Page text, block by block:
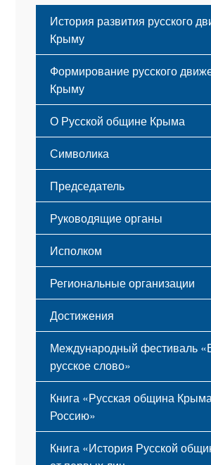
История развития русского
Крыму
Формирование русского
Крыму
Русский Крым
О Русской общине Крыма
Этапы становления
Принципы деятельности
Структура
Мероприятия
Символика
Флаг
Герб
Гимн
Председатель
Руководящие органы
Исполком
Региональные организации
Достижения
Международный фестиваль
русское слово»
Книга «Русская община
Россию»
Книга «История Русской